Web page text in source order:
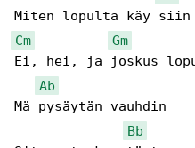
Cm
Gm
Ei, hei, ja joskus
Ab
Mä pysäytän vauhdin
Bb